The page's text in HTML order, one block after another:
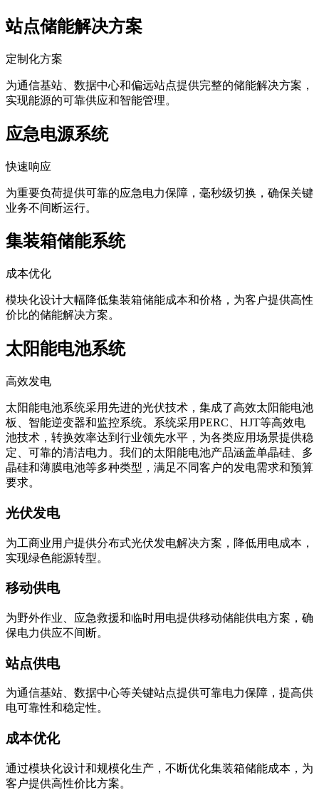
站点储能解决方案
定制化方案
为通信基站、数据中心和偏远站点提供完整的储能解决方案，
实现能源的可靠供应和智能管理。
应急电源系统
快速响应
为重要负荷提供可靠的应急电力保障，毫秒级切换，确保关键
业务不间断运行。
集装箱储能系统
成本优化
模块化设计大幅降低集装箱储能成本和价格，为客户提供高性
价比的储能解决方案。
太阳能电池系统
高效发电
太阳能电池系统采用先进的光伏技术，集成了高效太阳能电池
板、智能逆变器和监控系统。系统采用PERC、HJT等高效电
池技术，转换效率达到行业领先水平，为各类应用场景提供稳
定、可靠的清洁电力。我们的太阳能电池产品涵盖单晶硅、多
晶硅和薄膜电池等多种类型，满足不同客户的发电需求和预算
要求。
光伏发电
为工商业用户提供分布式光伏发电解决方案，降低用电成本，
实现绿色能源转型。
移动供电
为野外作业、应急救援和临时用电提供移动储能供电方案，确
保电力供应不间断。
站点供电
为通信基站、数据中心等关键站点提供可靠电力保障，提高供
电可靠性和稳定性。
成本优化
通过模块化设计和规模化生产，不断优化集装箱储能成本，为
客户提供高性价比方案。